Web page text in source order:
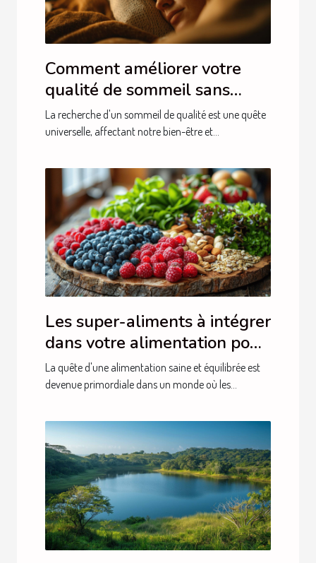
Comment améliorer votre
qualité de sommeil sans
médicaments techniques
éprouvées et conseils
La recherche d'un sommeil de qualité est une quête
universelle, affectant notre bien-être et...
Les super-aliments à intégrer
dans votre alimentation pour
une santé optimale
La quête d'une alimentation saine et équilibrée est
devenue primordiale dans un monde où les...